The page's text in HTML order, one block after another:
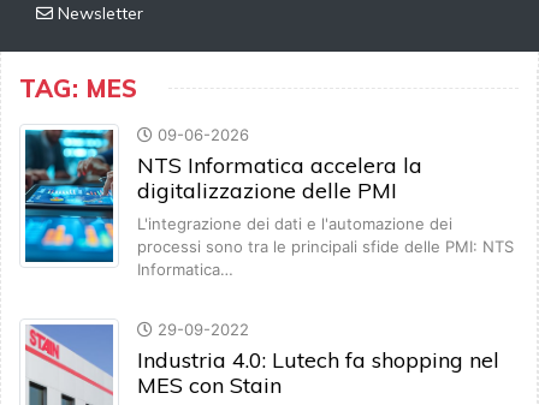
Newsletter
TAG: MES
09-06-2026
NTS Informatica accelera la
digitalizzazione delle PMI
L'integrazione dei dati e l'automazione dei
processi sono tra le principali sfide delle PMI: NTS
Informatica…
29-09-2022
Industria 4.0: Lutech fa shopping nel
MES con Stain